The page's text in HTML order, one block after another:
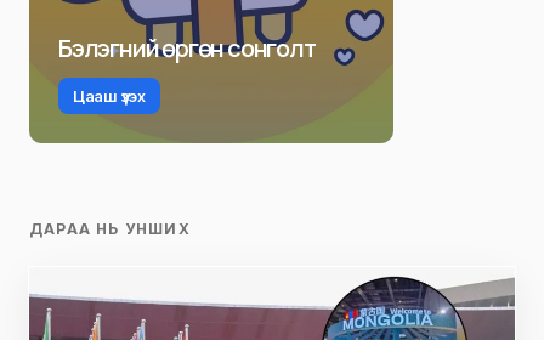
Бэлэгний өргөн сонголт
Цааш үзэх
ДАРАА НЬ УНШИХ